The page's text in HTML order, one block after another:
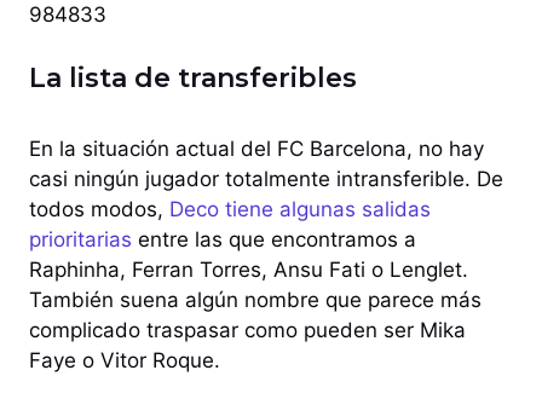
984833
La lista de transferibles
En la situación actual del FC Barcelona, no hay
casi ningún jugador totalmente intransferible. De
todos modos, Deco tiene algunas salidas
prioritarias entre las que encontramos a
Raphinha, Ferran Torres, Ansu Fati o Lenglet.
También suena algún nombre que parece más
complicado traspasar como pueden ser Mika
Faye o Vitor Roque.